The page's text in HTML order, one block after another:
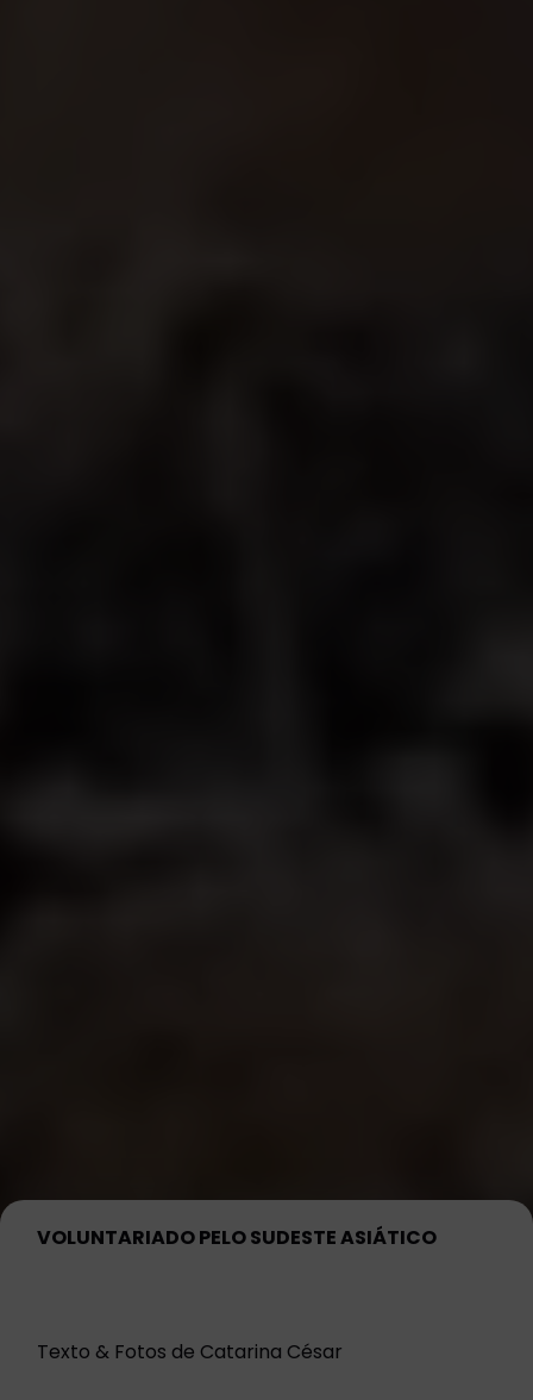
VOLUNTARIADO PELO SUDESTE ASIÁTICO
Texto & Fotos de Catarina César